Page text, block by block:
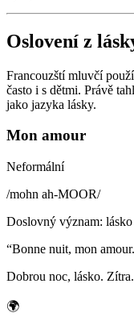
Oslovení z
Francouzští mluvčí
často i s dětmi. Právě
jako jazyka lásky.
Mon amour
Neformální
/mohn ah-MOOR/
Doslovný význam: lásko
“Bonne nuit, mon
Dobrou noc, lásko. Zítra.
🌍